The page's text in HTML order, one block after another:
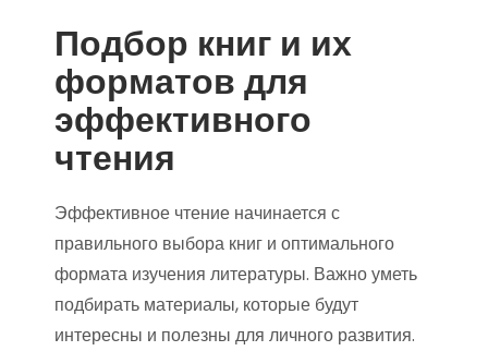
Подбор книг и их
форматов для
эффективного
чтения
Эффективное чтение начинается с
правильного выбора книг и оптимального
формата изучения литературы. Важно уметь
подбирать материалы, которые будут
интересны и полезны для личного развития.